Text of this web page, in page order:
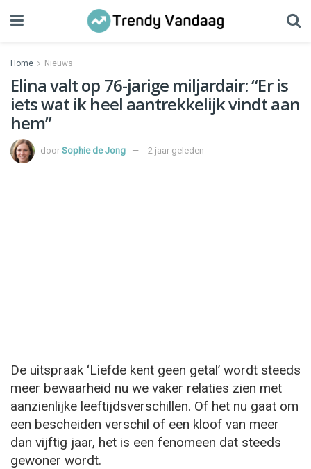
Home Nieuws
Elina valt op 76-jarige miljardair: “Er is
iets wat ik heel aantrekkelijk vindt aan
hem”
door Sophie de Jong 2 jaar geleden
De uitspraak ‘Liefde kent geen getal’ wordt steeds
meer bewaarheid nu we vaker relaties zien met
aanzienlijke leeftijdsverschillen. Of het nu gaat om
een bescheiden verschil of een kloof van meer
dan vijftig jaar, het is een fenomeen dat steeds
gewoner wordt.